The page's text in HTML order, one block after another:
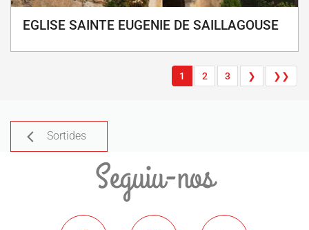
EGLISE SAINTE EUGENIE DE SAILLAGOUSE
1 2 3 ❯ ❯❯
Sortides
Seguiu-nos